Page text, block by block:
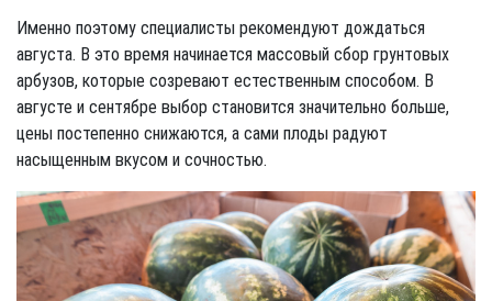
Именно поэтому специалисты рекомендуют дождаться
августа. В это время начинается массовый сбор грунтовых
арбузов, которые созревают естественным способом. В
августе и сентябре выбор становится значительно больше,
цены постепенно снижаются, а сами плоды радуют
насыщенным вкусом и сочностью.